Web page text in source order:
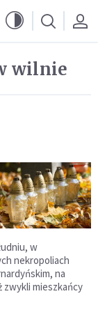
wilnie
w
nekropoliach
na
mieszkańcy